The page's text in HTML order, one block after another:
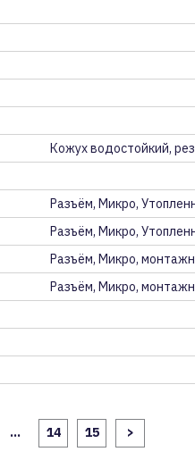
Кожух водостойкий,
Разъём, Микро,
Разъём, Микро,
Разъём, Микро,
Разъём, Микро,
... 14 15 >